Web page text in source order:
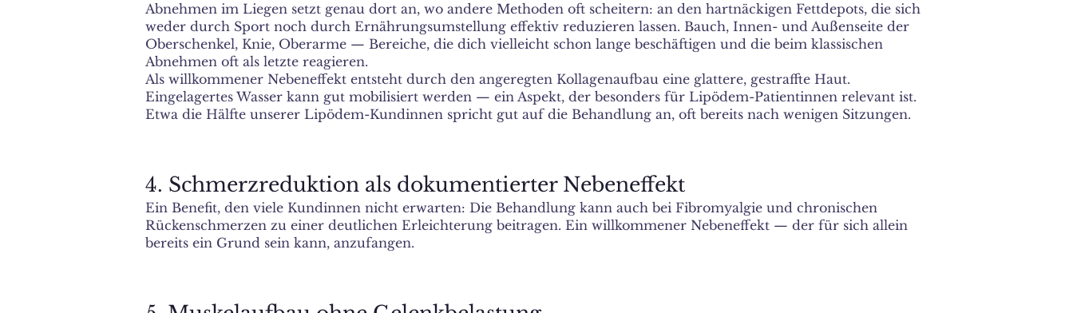
Abnehmen im Liegen setzt genau dort an, wo andere Methoden oft scheitern: an den hartnäckigen Fettdepots, die sich
weder durch Sport noch durch Ernährungsumstellung effektiv reduzieren lassen. Bauch, Innen- und Außenseite der
Oberschenkel, Knie, Oberarme — Bereiche, die dich vielleicht schon lange beschäftigen und die beim klassischen
Abnehmen oft als letzte reagieren.
Als willkommener Nebeneffekt entsteht durch den angeregten Kollagenaufbau eine glattere, gestraffte Haut.
Eingelagertes Wasser kann gut mobilisiert werden — ein Aspekt, der besonders für Lipödem-Patientinnen relevant ist.
Etwa die Hälfte unserer Lipödem-Kundinnen spricht gut auf die Behandlung an, oft bereits nach wenigen Sitzungen.
4. Schmerzreduktion als dokumentierter Nebeneffekt
Ein Benefit, den viele Kundinnen nicht erwarten: Die Behandlung kann auch bei Fibromyalgie und chronischen
Rückenschmerzen zu einer deutlichen Erleichterung beitragen. Ein willkommener Nebeneffekt — der für sich allein
bereits ein Grund sein kann, anzufangen.